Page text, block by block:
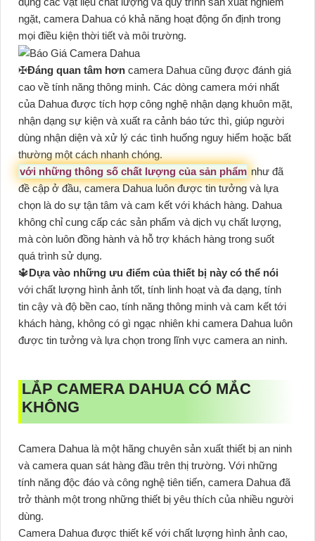
ngặt, camera Dahua có khả năng hoạt động ổn định trong
mọi điều kiện thời tiết và môi trường.
✠Đáng quan tâm hơn camera Dahua cũng được đánh giá
cao về tính năng thông minh. Các dòng camera mới nhất
của Dahua được tích hợp công nghệ nhận dạng khuôn mặt,
nhận dạng sự kiện và xuất ra cảnh báo tức thì, giúp người
dùng nhận diện và xử lý các tình huống nguy hiểm hoặc bất
thường một cách nhanh chóng.
với những thông số chất lượng của sản phẩm như đã
đề cập ở đầu, camera Dahua luôn được tin tưởng và lựa
chọn là do sự tận tâm và cam kết với khách hàng. Dahua
không chỉ cung cấp các sản phẩm và dịch vụ chất lượng,
mà còn luôn đồng hành và hỗ trợ khách hàng trong suốt
quá trình sử dụng.
🔱Dựa vào những ưu điểm của thiết bị này có thể nói
với chất lượng hình ảnh tốt, tính linh hoạt và đa dạng, tính
tin cậy và độ bền cao, tính năng thông minh và cam kết tới
khách hàng, không có gì ngạc nhiên khi camera Dahua luôn
được tin tưởng và lựa chọn trong lĩnh vực camera an ninh.
LẮP CAMERA DAHUA CÓ MẮC
KHÔNG
Camera Dahua là một hãng chuyên sản xuất thiết bị an ninh
và camera quan sát hàng đầu trên thị trường. Với những
tính năng độc đáo và công nghệ tiên tiến, camera Dahua đã
trở thành một trong những thiết bị yêu thích của nhiều người
dùng.
Camera Dahua được thiết kế với chất lượng hình ảnh cao,